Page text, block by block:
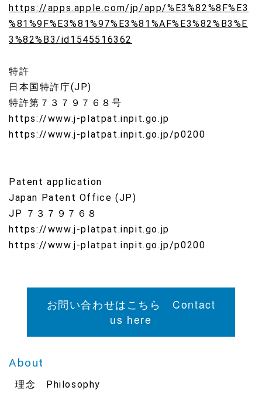
https://apps.apple.com/jp/app/%E3%82%8F%E3
%81%9F%E3%81%97%E3%81%AF%E3%82%B3%E
3%82%B3/id1545516362
特許
日本国特許庁(JP)
特許第７３７９７６８号
https://www.j-platpat.inpit.go.jp
https://www.j-platpat.inpit.go.jp/p0200
Patent application
Japan Patent Office (JP)
JP ７３７９７６８
https://www.j-platpat.inpit.go.jp
https://www.j-platpat.inpit.go.jp/p0200
お問い合わせはこちら Contact
us here
About
理念 Philosophy